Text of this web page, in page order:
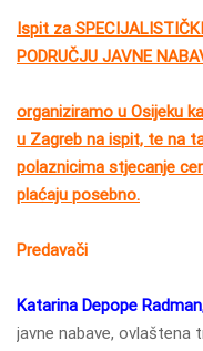
Ispit za
PODRUČJU JAVNE
organiziramo u Osijeku
u Zagreb na ispit, te na
polaznicima stjecanje
plaćaju posebno.
Predavači
Katarina Depope Radman
javne nabave, ovlaštena